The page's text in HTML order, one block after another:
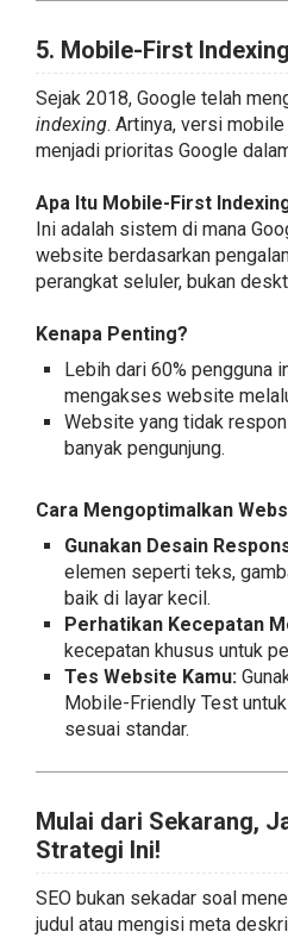
5. Mobile-First Indexing
Sejak 2018, Google telah
indexing. Artinya, versi
menjadi prioritas Google
Apa Itu Mobile-First
Ini adalah sistem di mana
website berdasarkan
perangkat seluler, bukan
Kenapa Penting?
Lebih dari 60% pengguna
mengakses website
Website yang tidak
banyak pengunjung.
Cara Mengoptimalkan
Gunakan Desain
elemen seperti teks,
baik di layar kecil.
Perhatikan Kecepatan
kecepatan khusus untuk
Tes Website Kamu:
Mobile-Friendly Test
sesuai standar.
Mulai dari Sekarang,
Strategi Ini!
SEO bukan sekadar soal
judul atau mengisi meta